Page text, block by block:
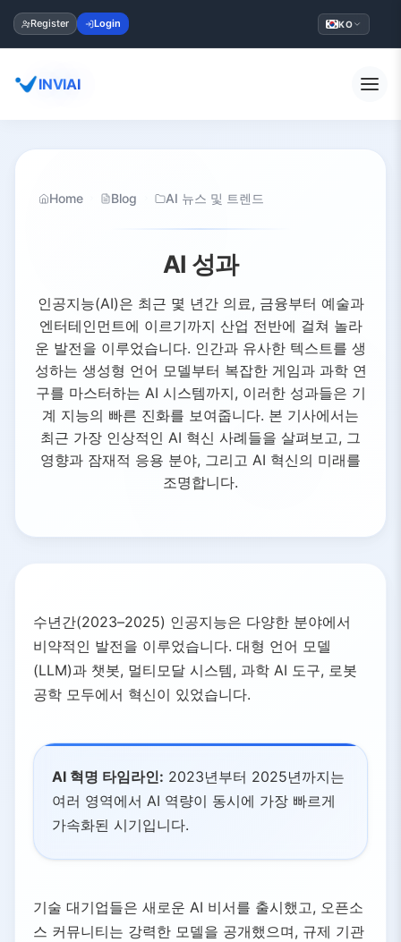
Register Login KO
INVIAI
Home Blog AI 뉴스 및 트렌드
AI 성과
인공지능(AI)은 최근 몇 년간 의료, 금융부터 예술과
엔터테인먼트에 이르기까지 산업 전반에 걸쳐 놀라
운 발전을 이루었습니다. 인간과 유사한 텍스트를 생
성하는 생성형 언어 모델부터 복잡한 게임과 과학 연
구를 마스터하는 AI 시스템까지, 이러한 성과들은 기
계 지능의 빠른 진화를 보여줍니다. 본 기사에서는
최근 가장 인상적인 AI 혁신 사례들을 살펴보고, 그
영향과 잠재적 응용 분야, 그리고 AI 혁신의 미래를
조명합니다.
수년간(2023–2025) 인공지능은 다양한 분야에서
비약적인 발전을 이루었습니다. 대형 언어 모델
(LLM)과 챗봇, 멀티모달 시스템, 과학 AI 도구, 로봇
공학 모두에서 혁신이 있었습니다.
AI 혁명 타임라인: 2023년부터 2025년까지는
여러 영역에서 AI 역량이 동시에 가장 빠르게
가속화된 시기입니다.
기술 대기업들은 새로운 AI 비서를 출시했고, 오픈소
스 커뮤니티는 강력한 모델을 공개했으며, 규제 기관